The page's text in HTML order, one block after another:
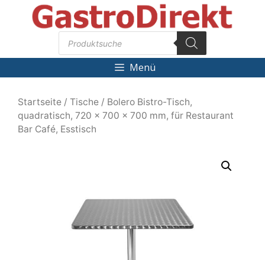
Products
search
Menü
Startseite / Tische / Bolero Bistro-Tisch,
quadratisch, 720 x 700 x 700 mm, für Restaurant
Bar Café, Esstisch